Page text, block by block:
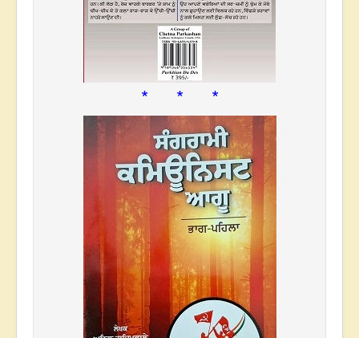
* * *